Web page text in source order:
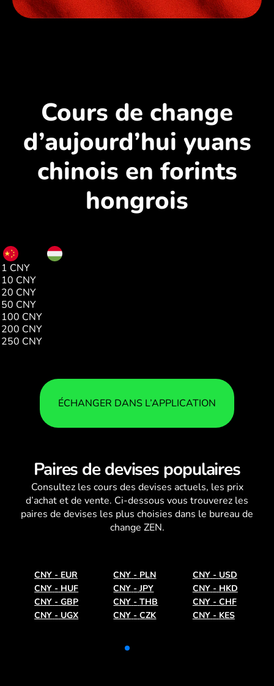
Cours de change
d’aujourd’hui yuans
chinois en forints
hongrois
CNY
1 CNY
10 CNY
20 CNY
50 CNY
100 CNY
200 CNY
250 CNY
ÉCHANGER DANS L’APPLICATION
Paires de devises populaires
Consultez les cours des devises actuels, les prix
d’achat et de vente. Ci-dessous vous trouverez les
paires de devises les plus choisies dans le bureau de
change ZEN.
CNY - EUR CNY - PLN CNY - USD
CNY - HUF CNY - JPY CNY - HKD
CNY - GBP CNY - THB CNY - CHF
CNY - UGX CNY - CZK CNY - KES